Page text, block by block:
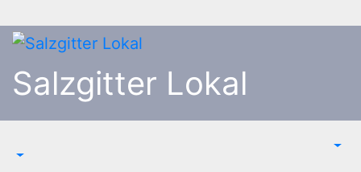
Inhalt
springen
Salzgitter Lokal